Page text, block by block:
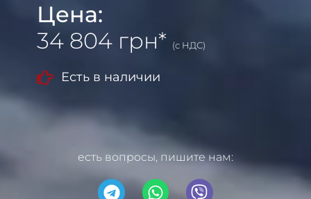
Цена:
34 804 грн*
(с НДС)
Есть в наличии
есть вопросы, пишите нам: